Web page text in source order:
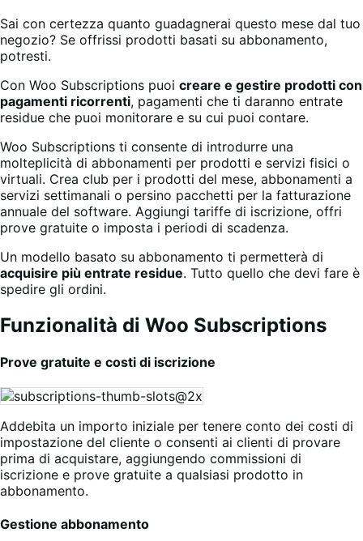
Sai con certezza quanto guadagnerai questo mese dal tuo
negozio? Se offrissi prodotti basati su abbonamento,
potresti.
Con Woo Subscriptions puoi creare e gestire prodotti con
pagamenti ricorrenti, pagamenti che ti daranno entrate
residue che puoi monitorare e su cui puoi contare.
Woo Subscriptions ti consente di introdurre una
molteplicità di abbonamenti per prodotti e servizi fisici o
virtuali. Crea club per i prodotti del mese, abbonamenti a
servizi settimanali o persino pacchetti per la fatturazione
annuale del software. Aggiungi tariffe di iscrizione, offri
prove gratuite o imposta i periodi di scadenza.
Un modello basato su abbonamento ti permetterà di
acquisire più entrate residue. Tutto quello che devi fare è
spedire gli ordini.
Funzionalità di Woo Subscriptions
Prove gratuite e costi di iscrizione
Addebita un importo iniziale per tenere conto dei costi di
impostazione del cliente o consenti ai clienti di provare
prima di acquistare, aggiungendo commissioni di
iscrizione e prove gratuite a qualsiasi prodotto in
abbonamento.
Gestione abbonamento